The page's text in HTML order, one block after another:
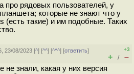
про рядовых пользователей, у
которые не знают что у
(есть такие) и им подобные. Таких
23/08/2023 [^] [^^] [^^^] [ответить]
+3
+ / –
не знали, какая у них версия